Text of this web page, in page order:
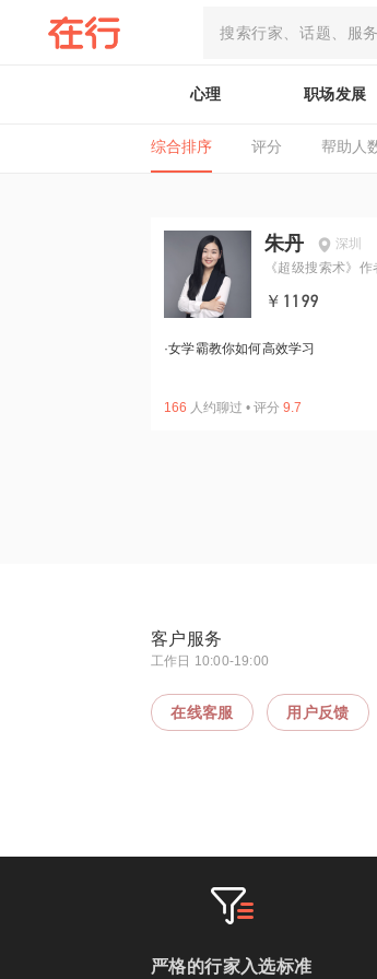
心理 职场发展
综合排序 评分 帮助人
朱丹
深圳
《超级搜索术》
￥1199
·女学霸教你如何高效学习
166 人约聊过 • 评分 9.7
客户服务
工作日 10:00-19:00
在线客服 用户反馈
严格的行家入选标准